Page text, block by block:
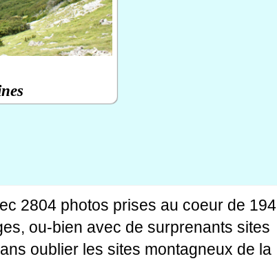
2804 photos prises au coeur de 194
ou-bien avec de surprenants sites
oublier les sites montagneux de la